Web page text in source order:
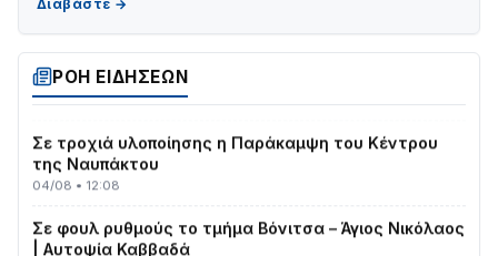
ΡΟΗ ΕΙΔΗΣΕΩΝ
05/08 • 08:41
Στο σκοτάδι μεγάλο μέρος στο Λυγιά Ναυπάκτου
04/08 • 19:47
της Ναυπάκτου
04/08 • 12:08
| Αυτοψία Καββαδά
03/08 • 11:11